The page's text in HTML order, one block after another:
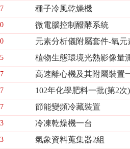
種子冷風乾燥機
微電腦控制醱酵系統
元素分析儀附屬套件-氧元
植物生態環境光熱影像量
高速離心機及其附屬裝置
102年化學肥料一批(第2次)
節能變頻冷藏裝置
冷凍乾燥機一台
氣象資料蒐集器2組